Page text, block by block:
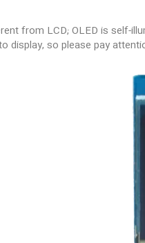
from LCD; OLED is self-
display, so please pay